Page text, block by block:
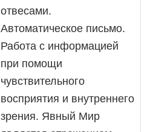
отвесами.
Автоматическое письмо.
Работа с информацией
при помощи
чувствительного
восприятия и внутреннего
зрения. Явный Мир